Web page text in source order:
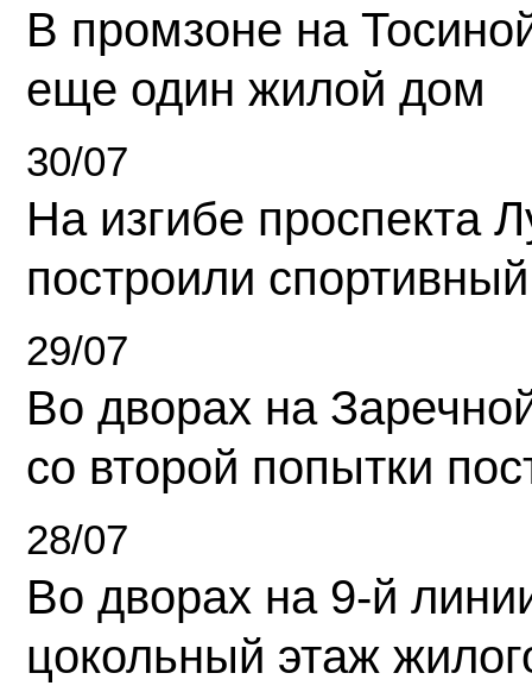
В промзоне на
еще один жилой дом
30/07
На изгибе проспекта
построили
29/07
Во дворах на
со второй попытки
28/07
Во дворах на 9-й
цокольный этаж